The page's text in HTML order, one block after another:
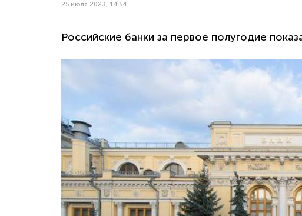
25 июля 2023, 14:54
Российские банки за первое полугодие